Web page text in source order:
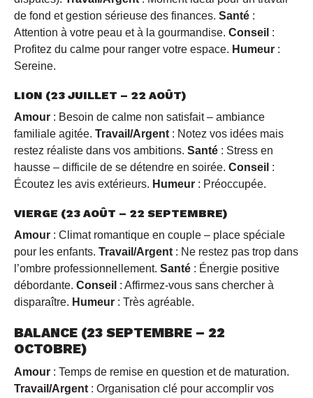
de fond et gestion sérieuse des finances. Santé :
Attention à votre peau et à la gourmandise. Conseil :
Profitez du calme pour ranger votre espace. Humeur :
Sereine.
LION (23 JUILLET – 22 AOÛT)
Amour : Besoin de calme non satisfait – ambiance
familiale agitée. Travail/Argent : Notez vos idées mais
restez réaliste dans vos ambitions. Santé : Stress en
hausse – difficile de se détendre en soirée. Conseil :
Écoutez les avis extérieurs. Humeur : Préoccupée.
VIERGE (23 AOÛT – 22 SEPTEMBRE)
Amour : Climat romantique en couple – place spéciale
pour les enfants. Travail/Argent : Ne restez pas trop dans
l’ombre professionnellement. Santé : Énergie positive
débordante. Conseil : Affirmez-vous sans chercher à
disparaître. Humeur : Très agréable.
BALANCE (23 SEPTEMBRE – 22
OCTOBRE)
Amour : Temps de remise en question et de maturation.
Travail/Argent : Organisation clé pour accomplir vos